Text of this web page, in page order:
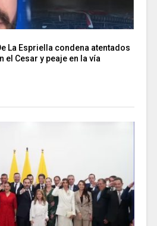
La Espriella condena atentados
Cesar y peaje en la vía